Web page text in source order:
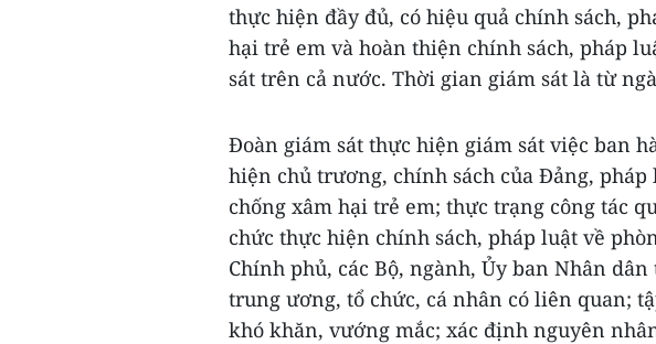
thực hiện đầy đủ, có hiệu quả chính sách,
hại trẻ em và hoàn thiện chính sách, pháp
sát trên cả nước. Thời gian giám sát là từ
Đoàn giám sát thực hiện giám sát việc ban
hiện chủ trương, chính sách của Đảng, pháp
chống xâm hại trẻ em; thực trạng công tác
chức thực hiện chính sách, pháp luật về
Chính phủ, các Bộ, ngành, Ủy ban Nhân
trung ương, tổ chức, cá nhân có liên quan;
khó khăn, vướng mắc; xác định nguyên